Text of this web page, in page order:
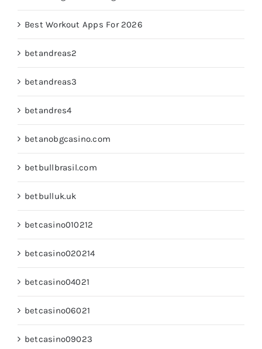
Best Workout Apps For 2026
betandreas2
betandreas3
betandres4
betanobgcasino.com
betbullbrasil.com
betbulluk.uk
betcasino010212
betcasino020214
betcasino04021
betcasino06021
betcasino09023